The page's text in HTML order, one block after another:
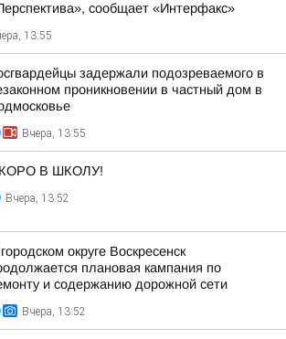
сообщает «Интерфакс»
13:55
задержали подозреваемого в
проникновении в частный дом в
Вчера, 13:55
В ШКОЛУ!
Вчера, 13:52
округе Воскресенск
плановая кампания по
и содержанию дорожной сети
Вчера, 13:52